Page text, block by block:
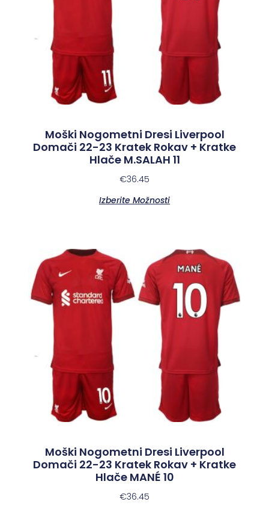
Moški Nogometni Dresi Liverpool
Domači 22-23 Kratek Rokav + Kratke
Hlače M.SALAH 11
€36.45
Izberite Možnosti
Moški Nogometni Dresi Liverpool
Domači 22-23 Kratek Rokav + Kratke
Hlače MANÉ 10
€36.45